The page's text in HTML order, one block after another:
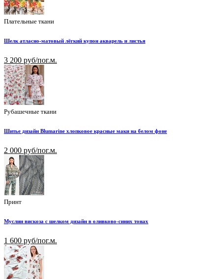
Плательные ткани
Шелк атласно-матовый лёгкий купон акварель и листья
3 200 руб/пог.м.
Рубашечные ткани
Шитье дизайн Blumarine хлопковое красные маки на белом фоне
2 000 руб/пог.м.
Принт
Муслин вискоза с шелком дизайн в оливково-синих тонах
1 600 руб/пог.м.